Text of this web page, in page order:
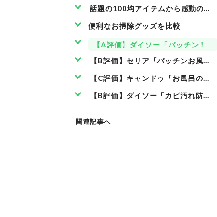
話題の100均アイテムから感動の逸
便利なお掃除グッズを比較
【A評価】ダイソー「パッチン！
【B評価】セリア「パッチンお風呂
【C評価】キャンドゥ「お風呂のポ
【B評価】ダイソー「カビ汚れ防止
関連記事へ